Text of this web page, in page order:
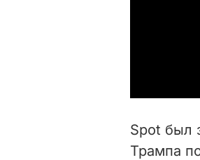
Spot был
Трампа